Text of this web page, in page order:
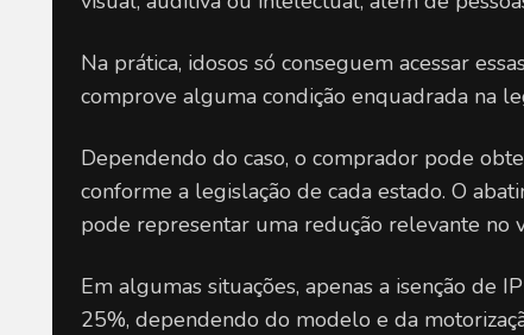
Na prática, idosos só conseguem acessar
comprove alguma condição enquadrada na
Dependendo do caso, o comprador pode
conforme a legislação de cada estado. O
pode representar uma redução relevante no
Em algumas situações, apenas a isenção de
25%, dependendo do modelo e da